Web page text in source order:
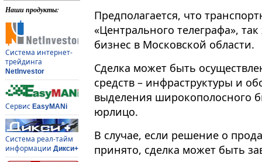
Наши продукты:
Система интернет-
трейдинга
NetInvestor
Сервис EasyMANi
Система реал-тайм
информации Дикси+
Предполагается, что
«Центрального телеграфа»,
бизнес в Московской области.
Сделка может быть
средств – инфраструктуры и
выделения широкополосного
юрлицо.
В случае, если решение о
принято, сделка может быть